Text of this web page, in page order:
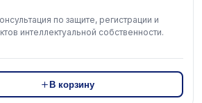
по защите, регистрации и
интеллектуальной собственности.
В корзину